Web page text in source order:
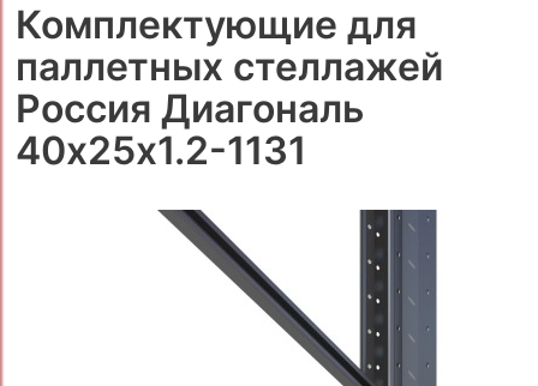
Комплектующие для
паллетных стеллажей
Россия Диагональ
40х25х1.2-1131